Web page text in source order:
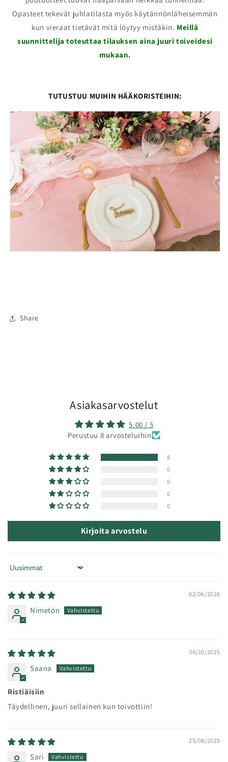
Opasteet tekevät juhlatilasta myös käytännönläheisemmän
kun vieraat tietävät mitä löytyy mistäkin. Meillä
suunnittelija toteuttaa tilauksen aina juuri toiveidesi
mukaan.
TUTUSTUU MUIHIN HÄÄKORISTEIHIN:
Share
Asiakasarvostelut
5.00 / 5
Perustuu 8 arvosteluihin
8
0
0
0
0
Kirjoita arvostelu
Sort by
02/06/2026
Nimetön
06/10/2025
Saana
Ristiäisiin
Täydellinen, juuri sellainen kun toivottiin!
25/08/2025
Sari